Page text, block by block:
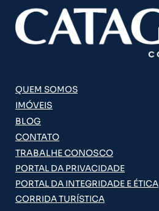
QUEM SOMOS
IMÓVEIS
BLOG
CONTATO
TRABALHE CONOSCO
PORTAL DA PRIVACIDADE
PORTAL DA INTEGRIDADE E ÉTICA
CORRIDA TURÍSTICA